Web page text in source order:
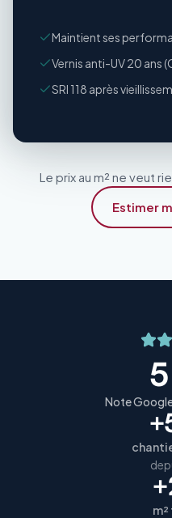
Maintient ses
Vernis anti-UV 20 ans
SRI 118 après
Le prix au m² ne veut
Estimer
Note